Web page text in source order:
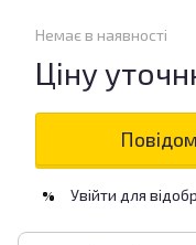
Немає в наявності
Ціну
% Увійти для